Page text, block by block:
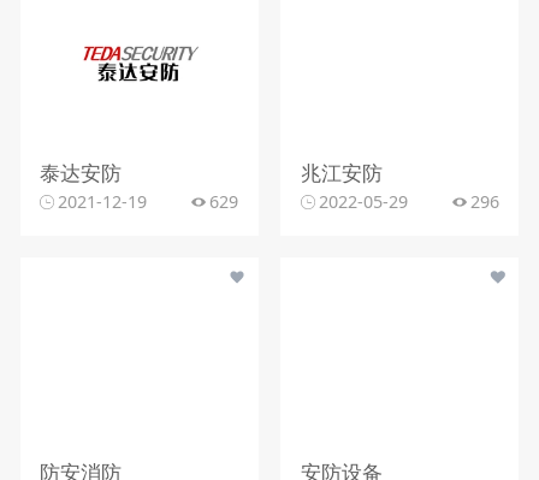
泰达安防
2021-12-19 629
兆江安防
2022-05-29 296
防安消防 安防设备